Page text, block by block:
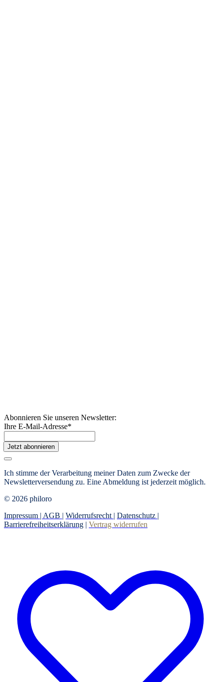
Abonnieren Sie unseren Newsletter:
Ihre E-Mail-Adresse*
Jetzt abonnieren
Ich stimme der Verarbeitung meiner Daten zum Zwecke der
Newsletterversendung zu. Eine Abmeldung ist jederzeit möglich.
© 2026 philoro
Impressum | AGB | Widerrufsrecht | Datenschutz |
Barrierefreiheitserklärung | Vertrag widerrufen